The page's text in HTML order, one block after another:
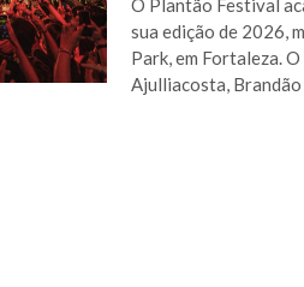
O Plantão Festival
sua edição de 2026,
Park, em Fortaleza.
Ajulliacosta, Brandão